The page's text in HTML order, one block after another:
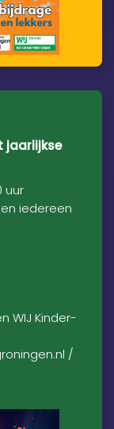
jaarlijkse
uur
iedereen
WIJ Kinder-
/